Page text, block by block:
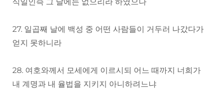
식일인즉 그 날에는 없으리라 하였으나
27. 일곱째 날에 백성 중 어떤 사람들이 거두러 나갔다가
얻지 못하니라
28. 여호와께서 모세에게 이르시되 어느 때까지 너희가
내 계명과 내 율법을 지키지 아니하려느냐